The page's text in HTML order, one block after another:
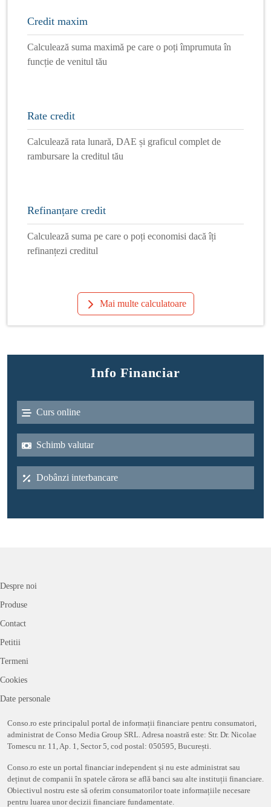
Credit maxim
Calculează suma maximă pe care o poți împrumuta în
funcție de venitul tău
Rate credit
Calculează rata lunară, DAE și graficul complet de
rambursare la creditul tău
Refinanțare credit
Calculează suma pe care o poți economisi dacă îți
refinanțezi creditul
Mai multe calculatoare
Info Financiar
Curs online
Schimb valutar
Dobânzi interbancare
Despre noi
Produse
Contact
Petitii
Termeni
Cookies
Date personale
Conso.ro este principalul portal de informații financiare pentru consumatori,
administrat de Conso Media Group SRL. Adresa noastră este: Str. Dr. Nicolae
Tomescu nr. 11, Ap. 1, Sector 5, cod postal: 050595, București.
Conso.ro este un portal financiar independent și nu este administrat sau
deținut de companii în spatele cărora se află banci sau alte instituții financiare.
Obiectivul nostru este să oferim consumatorilor toate informațiile necesare
pentru luarea unor decizii financiare fundamentate.